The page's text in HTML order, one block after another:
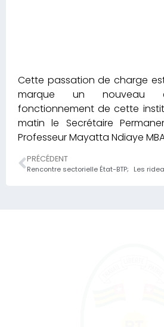
Cette passation de charge
marque un
fonctionnement de cette
matin le Secrétaire
Professeur Mayatta Ndiaye
PRÉCÉDENT
Rencontre sectorielle État-BTP;